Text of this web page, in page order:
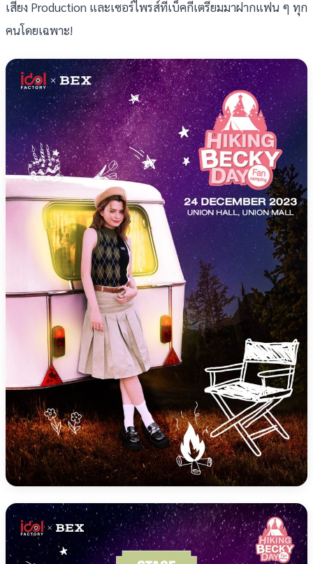
เสียง Production และเซอร์ไพรส์ที่เบ็คกี้เตรียมมาฝากแฟน ๆ ทุก
คนโดยเฉพาะ!